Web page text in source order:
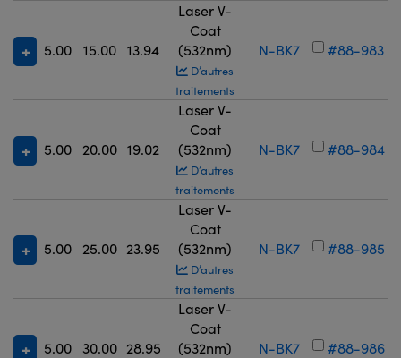
5.00 15.00 13.94
Laser V-
Coat
(532nm)
D’autres
traitements
N-BK7 #88-983
5.00 20.00 19.02
Laser V-
Coat
(532nm)
D’autres
traitements
N-BK7 #88-984
5.00 25.00 23.95
Laser V-
Coat
(532nm)
D’autres
traitements
N-BK7 #88-985
5.00 30.00 28.95
Laser V-
Coat
(532nm)
N-BK7 #88-986